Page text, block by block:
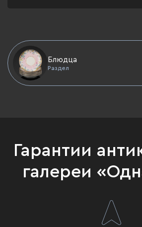
Блюдца
Раздел
Гарантии
галереи